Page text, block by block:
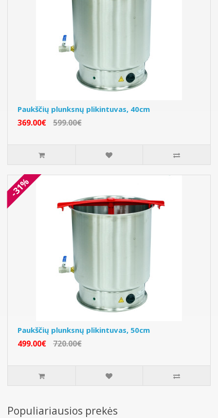
Paukščių plunksnų plikintuvas, 40cm
369.00€ 599.00€
-31%
Paukščių plunksnų plikintuvas, 50cm
499.00€ 720.00€
Populiariausios prekės